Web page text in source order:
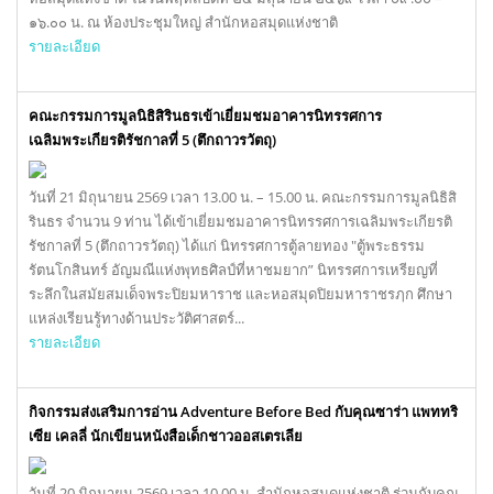
๑๖.๐๐ น. ณ ห้องประชุมใหญ่ สำนักหอสมุดแห่งชาติ
รายละเอียด
คณะกรรมการมูลนิธิสิรินธรเข้าเยี่ยมชมอาคารนิทรรศการ
เฉลิมพระเกียรติรัชกาลที่ 5 (ตึกถาวรวัตถุ)
วันที่ 21 มิถุนายน 2569 เวลา 13.00 น. – 15.00 น. คณะกรรมการมูลนิธิสิ
รินธร จำนวน 9 ท่าน ได้เข้าเยี่ยมชมอาคารนิทรรศการเฉลิมพระเกียรติ
รัชกาลที่ 5 (ตึกถาวรวัตถุ) ได้แก่ นิทรรศการตู้ลายทอง "ตู้พระธรรม
รัตนโกสินทร์ อัญมณีแห่งพุทธศิลป์ที่หาชมยาก” นิทรรศการเหรียญที่
ระลึกในสมัยสมเด็จพระปิยมหาราช และหอสมุดปิยมหาราชรฦก ศึกษา
แหล่งเรียนรู้ทางด้านประวัติศาสตร์...
รายละเอียด
กิจกรรมส่งเสริมการอ่าน Adventure Before Bed กับคุณซาร่า แพททริ
เซีย เคลลี่ นักเขียนหนังสือเด็กชาวออสเตรเลีย